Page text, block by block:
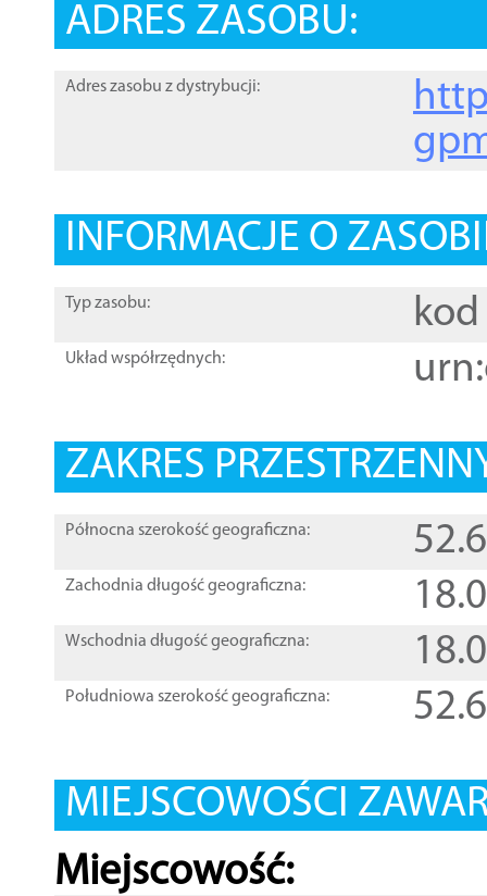
ADRES ZASOBU:
Adres zasobu z dystrybucji:
INFORMACJE O
Typ zasobu: kod
Układ współrzędnych:
ZAKRES
Północna szerokość geograficzna:
Zachodnia długość geograficzna:
Wschodnia długość geograficzna:
Południowa szerokość geograficzna:
MIEJSCOWOŚCI
Miejscowość: